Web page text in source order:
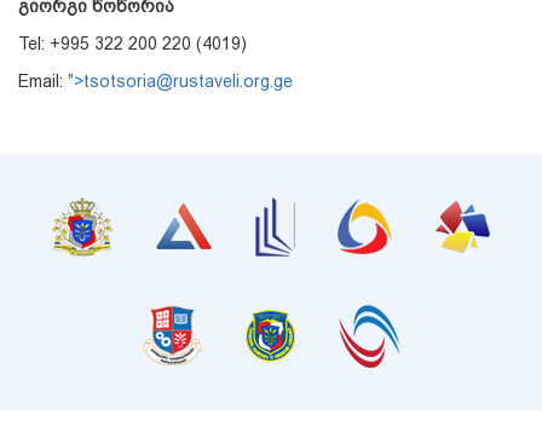
გიორგი წოწორია
Tel: +995 322 200 220 (4019)
Email: ">tsotsoria@rustaveli.org.ge